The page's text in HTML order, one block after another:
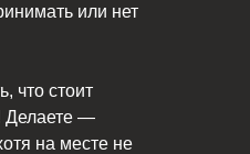
или нет
что стоит
Делаете —
на месте не